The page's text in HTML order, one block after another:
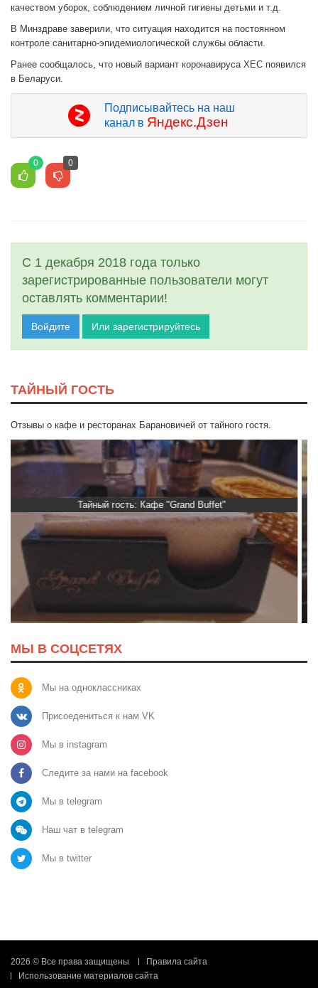
качеством уборок, соблюдением личной гигиены детьми и т.д.
В Минздраве заверили, что ситуация находится на постоянном
контроле санитарно-эпидемиологической службы области.
Ранее сообщалось, что новый вариант коронавируса XEC появился
в Беларуси.
Подписывайтесь на наш
канал в Яндекс.Дзен
0 0
С 1 декабря 2018 года только
зарегистрированные пользователи могут
оставлять комментарии!
Войдите Или зарегистрируйтесь
ТАЙНЫЙ ГОСТЬ
Отзывы о кафе и ресторанах Барановичей от тайного гостя.
Тайный гость: кафе «Автограф»
МЫ В СОЦСЕТЯХ
Мы на одноклассниках
Присоедениться к нам VK
Мы в instagram
Следите за нами на facebook
Мы в telegram
Наш чат в telegram
Мы в twitter
2026 © Все права защищены
Правила сайта
Использование материалов сайта